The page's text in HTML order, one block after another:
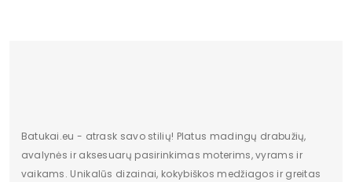
Batukai.eu - atrask savo stilių! Platus madingų drabužių,
avalynės ir aksesuarų pasirinkimas moterims, vyrams ir
vaikams. Unikalūs dizainai, kokybiškos medžiagos ir greitas